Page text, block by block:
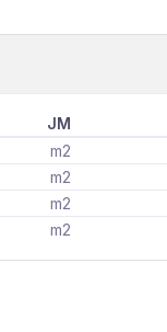
JM
m2
m2
m2
m2